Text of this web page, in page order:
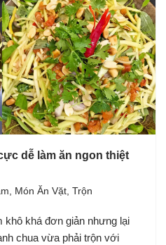
dễ làm ăn ngon thiệt
, Món Ăn Vặt, Trộn
khô khá đơn giản nhưng lại
chua vừa phải trộn với